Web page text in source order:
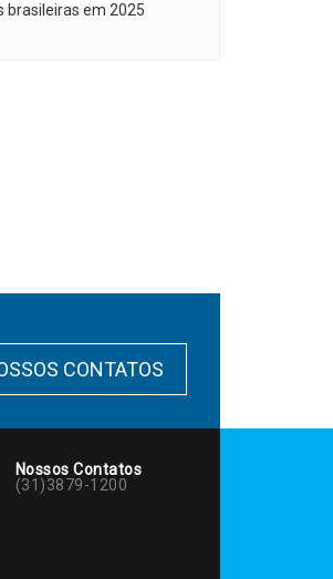
brasileiras em 2025
CONTATOS
Nossos Contatos
(31)3879-1200